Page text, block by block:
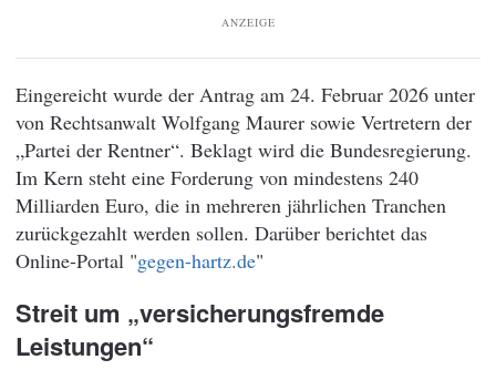
ANZEIGE
Eingereicht wurde der Antrag am 24. Februar 2026 unter
von Rechtsanwalt Wolfgang Maurer sowie Vertretern der
„Partei der Rentner“. Beklagt wird die Bundesregierung.
Im Kern steht eine Forderung von mindestens 240
Milliarden Euro, die in mehreren jährlichen Tranchen
zurückgezahlt werden sollen. Darüber berichtet das
Online-Portal "gegen-hartz.de"
Streit um „versicherungsfremde
Leistungen“